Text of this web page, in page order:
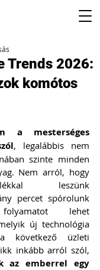
Trends 2026:
komótos
a mesterséges
, legalábbis nem
szinte minden
Nem arról, hogy
leszünk
percet spórolunk
lehet
új technológia
üzleti
inkább arról szól,
az emberrel egy